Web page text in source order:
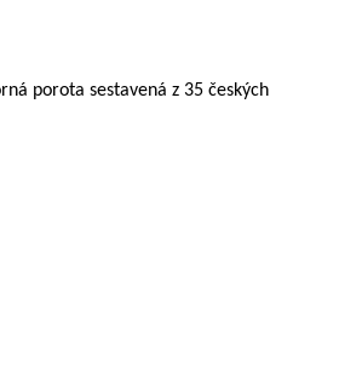
porota sestavená z 35 českých